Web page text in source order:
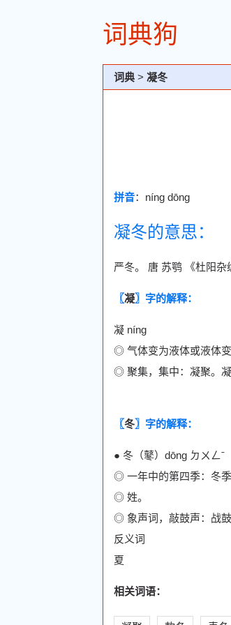
词典狗
词典 > 凝冬
拼音：níng dōng
凝冬的意思：
严冬。 唐 苏鹗 《杜阳杂
〖凝〗字的解释：
凝 níng
◎ 气体变为液体或液体
◎ 聚集，集中：凝聚。
〖冬〗字的解释：
● 冬（鼕）dōng ㄉㄨㄥˉ
◎ 一年中的第四季：冬
◎ 姓。
◎ 象声词，敲鼓声：战鼓
反义词
夏
相关词语：